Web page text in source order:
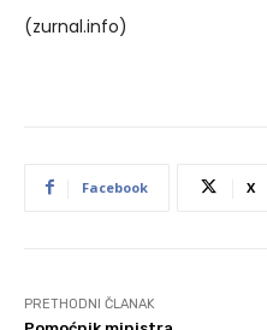
(zurnal.info)
Facebook X
PRETHODNI ČLANAK